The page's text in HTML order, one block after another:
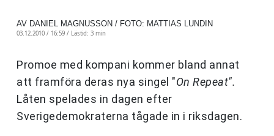
AV DANIEL MAGNUSSON / FOTO: MATTIAS LUNDIN
03.12.2010 / 16:59 / Lästid: 3 min
Promoe med kompani kommer bland annat
att framföra deras nya singel "On Repeat".
Låten spelades in dagen efter
Sverigedemokraterna tågade in i riksdagen.